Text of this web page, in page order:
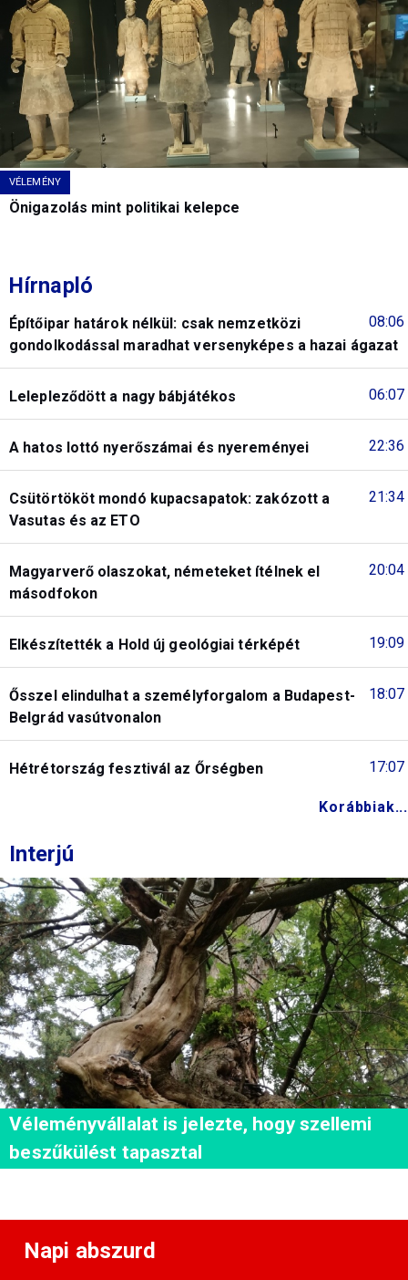
VÉLEMÉNY
Önigazolás mint politikai kelepce
Hírnapló
08:06
Építőipar határok nélkül: csak nemzetközi
gondolkodással maradhat versenyképes a hazai ágazat
06:07
Lelepleződött a nagy bábjátékos
22:36
A hatos lottó nyerőszámai és nyereményei
21:34
Csütörtököt mondó kupacsapatok: zakózott a
Vasutas és az ETO
20:04
Magyarverő olaszokat, németeket ítélnek el
másodfokon
19:09
Elkészítették a Hold új geológiai térképét
18:07
Ősszel elindulhat a személyforgalom a Budapest-
Belgrád vasútvonalon
17:07
Hétrétország fesztivál az Őrségben
Korábbiak...
Interjú
Véleményvállalat is jelezte, hogy szellemi
beszűkülést tapasztal
Napi abszurd